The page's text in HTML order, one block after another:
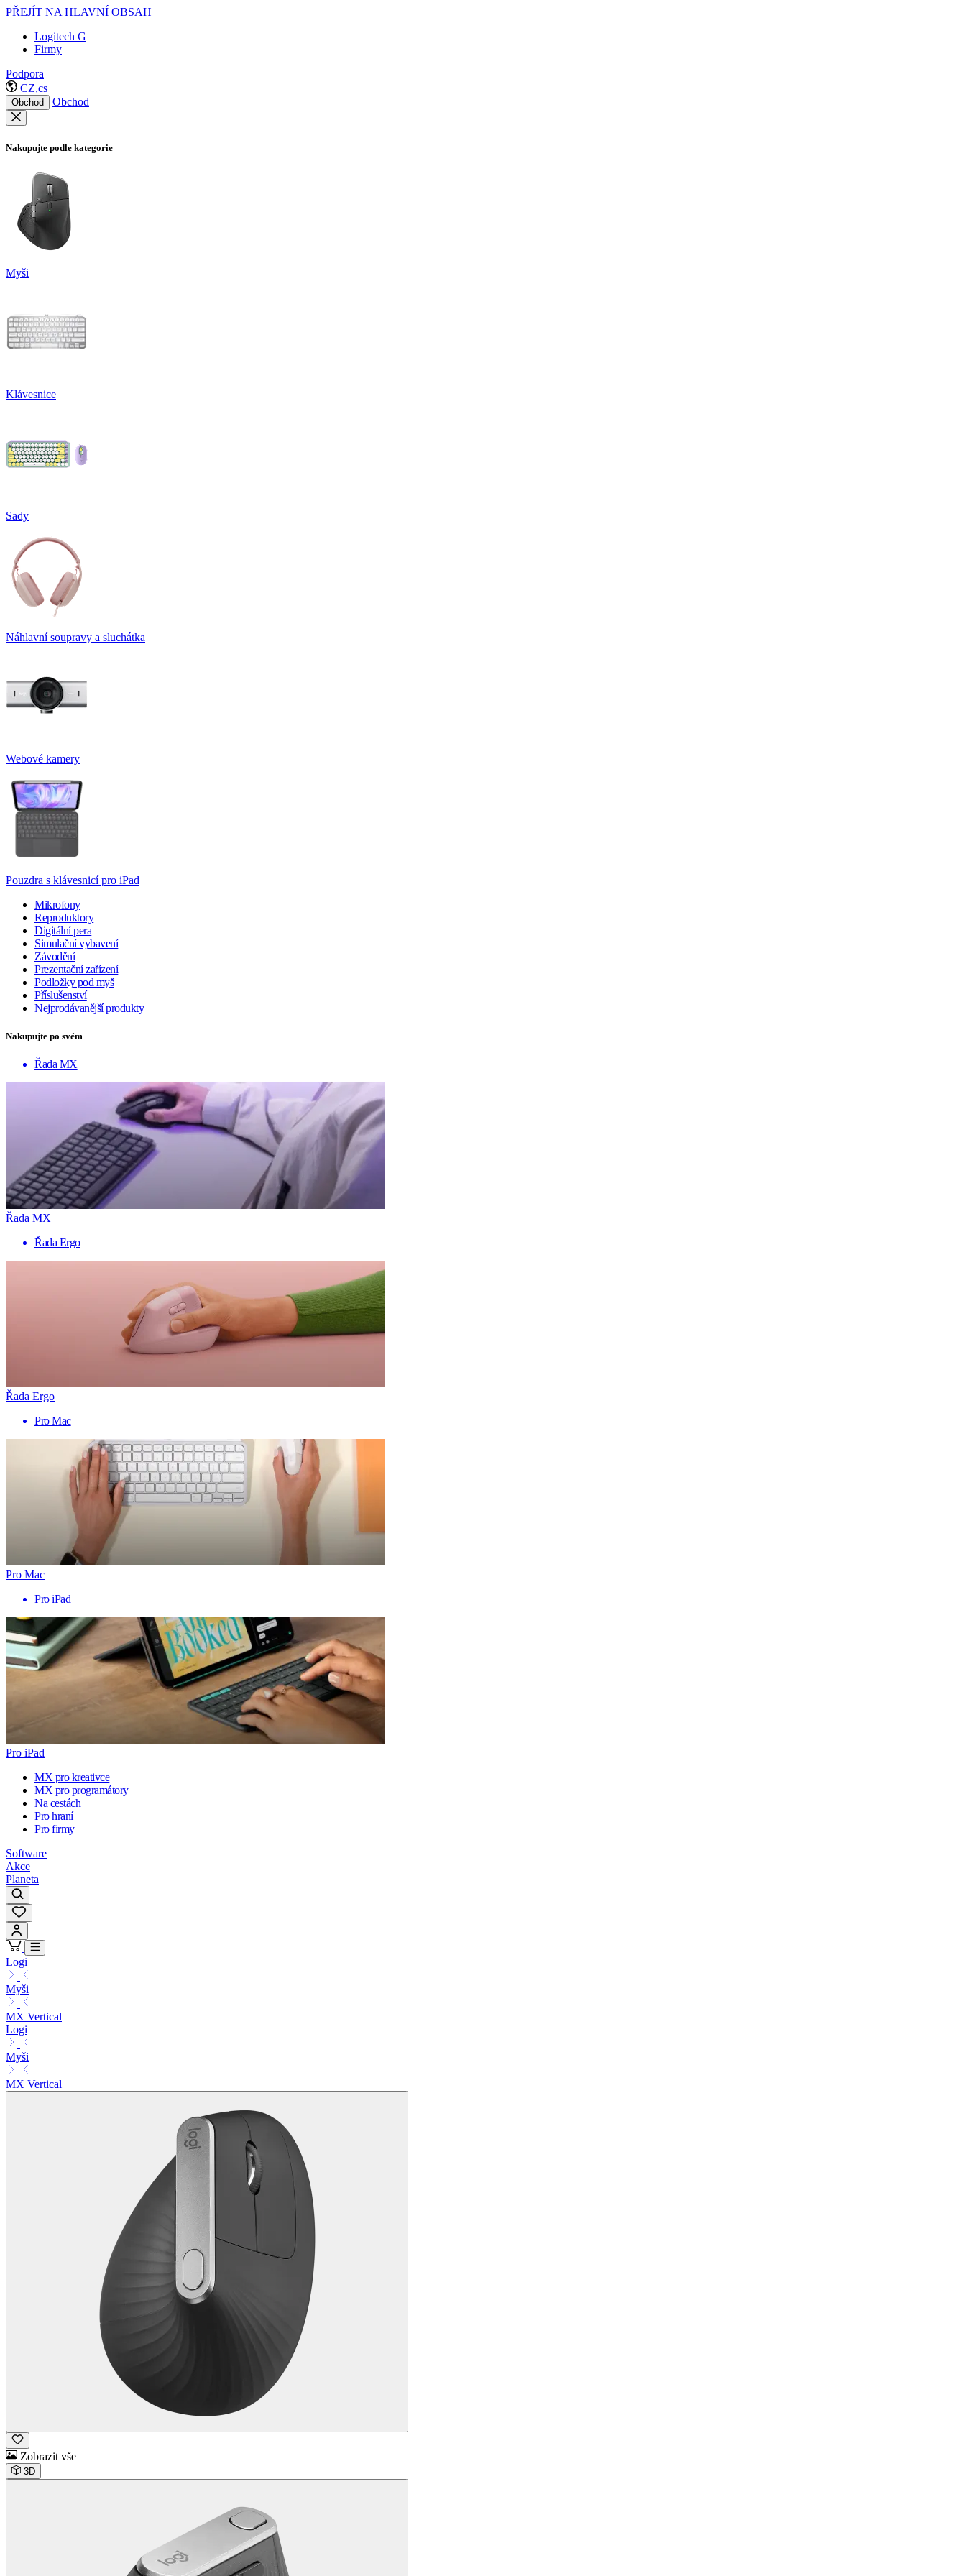
PŘEJÍT NA HLAVNÍ OBSAH
Logitech G
Firmy
Podpora
CZ,cs
Obchod Obchod
Nakupujte podle kategorie
Myši
Klávesnice
Sady
Náhlavní soupravy a sluchátka
Webové kamery
Pouzdra s klávesnicí pro iPad
Mikrofony
Reproduktory
Digitální pera
Simulační vybavení
Závodění
Prezentační zařízení
Podložky pod myš
Příslušenství
Nejprodávanější produkty
Nakupujte po svém
Řada MX
Řada MX
Řada Ergo
Řada Ergo
Pro Mac
Pro Mac
Pro iPad
Pro iPad
MX pro kreativce
MX pro programátory
Na cestách
Pro hraní
Pro firmy
Software
Akce
Planeta
Logi
Myši
MX Vertical
Logi
Myši
MX Vertical
Zobrazit vše
3D